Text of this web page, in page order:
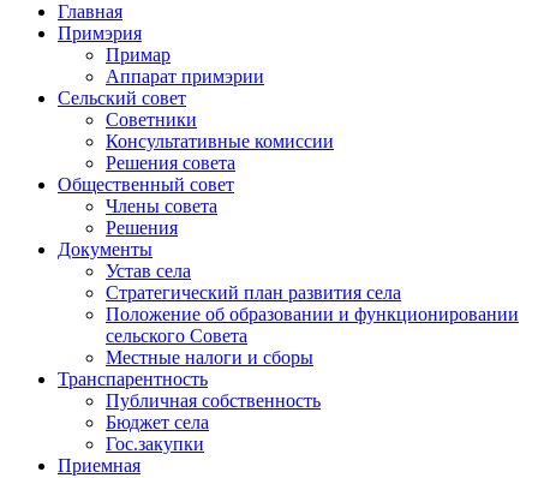
Примэрия Чишмикиой
Главная
Примэрия
Примар
Аппарат примэрии
Сельский совет
Советники
Консультативные комиссии
Решения совета
Общественный совет
Члены совета
Решения
Документы
Устав села
Стратегический план развития села
Положение об образовании и функционировании
сельского Совета
Местные налоги и сборы
Транспарентность
Публичная собственность
Бюджет села
Гос.закупки
Приемная